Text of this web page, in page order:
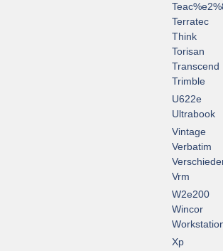
Terratec
Think
Torisan
Transcend
Trimble
U622e
Ultrabook
Vintage
Verbatim
Vrm
W2e200
Wincor
Xp